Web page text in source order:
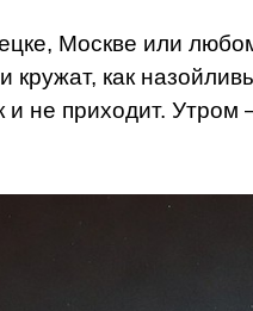
Москве или
как
и не приходит.